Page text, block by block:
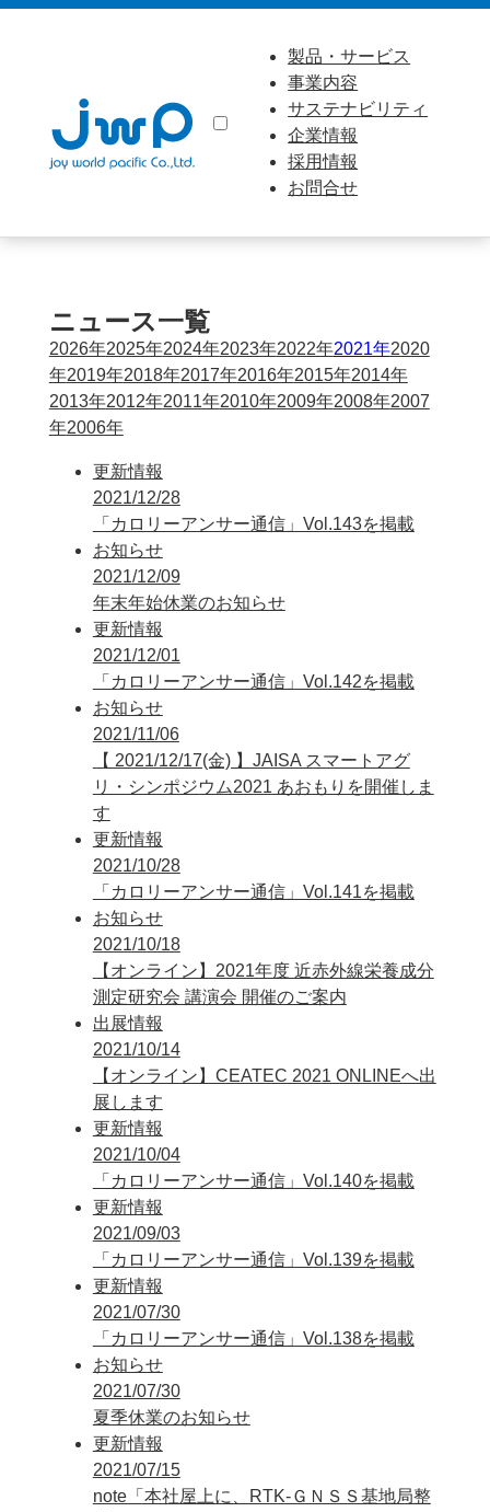
製品・サービス
事業内容
サステナビリティ
企業情報
採用情報
お問合せ
ニュース一覧
2026年2025年2024年2023年2022年2021年2020
年2019年2018年2017年2016年2015年2014年
2013年2012年2011年2010年2009年2008年2007
年2006年
更新情報
2021/12/28
「カロリーアンサー通信」Vol.143を掲載
お知らせ
2021/12/09
年末年始休業のお知らせ
更新情報
2021/12/01
「カロリーアンサー通信」Vol.142を掲載
お知らせ
2021/11/06
【 2021/12/17(金) 】JAISA スマートアグ
リ・シンポジウム2021 あおもりを開催しま
す
更新情報
2021/10/28
「カロリーアンサー通信」Vol.141を掲載
お知らせ
2021/10/18
【オンライン】2021年度 近赤外線栄養成分
測定研究会 講演会 開催のご案内
出展情報
2021/10/14
【オンライン】CEATEC 2021 ONLINEへ出
展します
更新情報
2021/10/04
「カロリーアンサー通信」Vol.140を掲載
更新情報
2021/09/03
「カロリーアンサー通信」Vol.139を掲載
更新情報
2021/07/30
「カロリーアンサー通信」Vol.138を掲載
お知らせ
2021/07/30
夏季休業のお知らせ
更新情報
2021/07/15
note「本社屋上に、RTK-ＧＮＳＳ基地局整